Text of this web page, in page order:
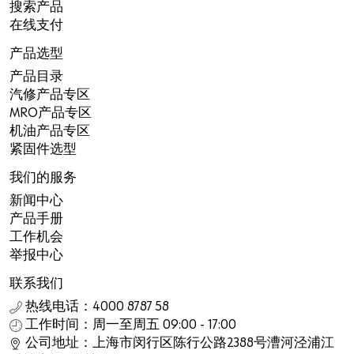
搜索产品
在线支付
产品选型
产品目录
汽修产品专区
MRO产品专区
机油产品专区
紧固件选型
我们的服务
新闻中心
产品手册
工作机会
举报中心
联系我们
热线电话：4000 8787 58
工作时间：周一至周五 09:00 - 17:00
公司地址：上海市闵行区陈行公路2388号漕河泾浦江